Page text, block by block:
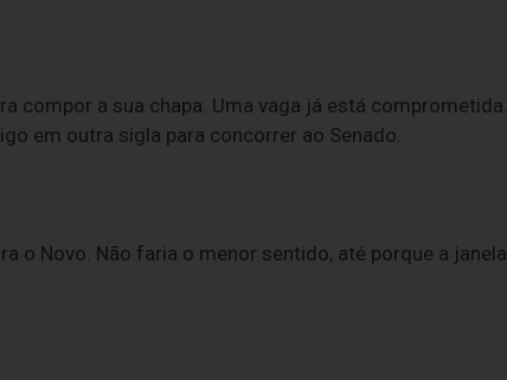
compor a sua chapa. Uma vaga já está comprometida.
em outra sigla para concorrer ao Senado.
o Novo. Não faria o menor sentido, até porque a janela